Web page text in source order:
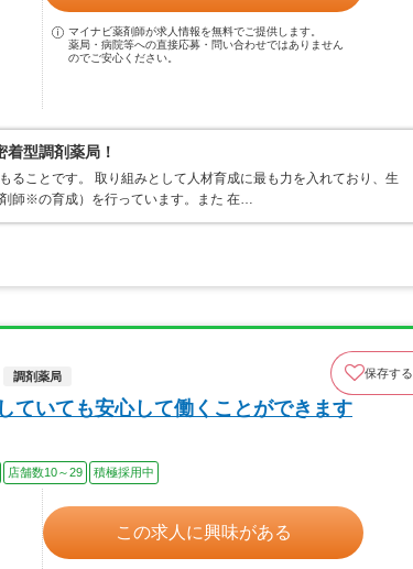
マイナビ薬剤師が求人情報を無料でご提供します。
薬局・病院等への直接応募・問い合わせではありません
のでご安心ください。
型調剤薬局！
ることです。 取り組みとして人材育成に最も力を入れており、生
師※の育成）を行っています。また 在…
調剤薬局 保存する
ていても安心して働くことができます
店舗数10～29 積極採用中
この求人に興味がある